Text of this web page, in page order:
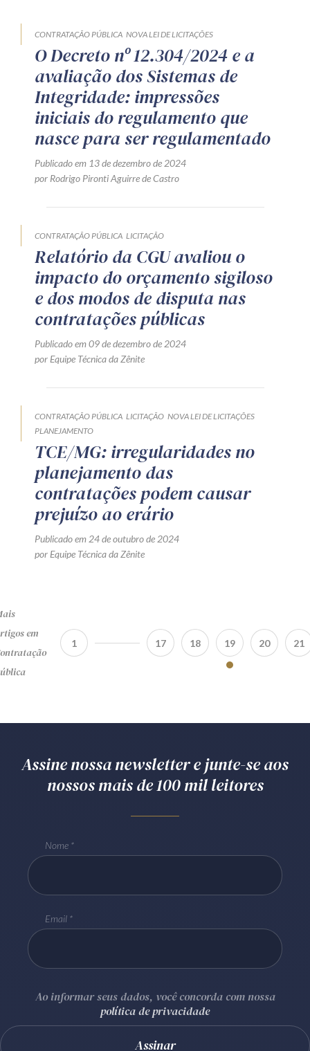
CONTRATAÇÃO PÚBLICA NOVA LEI DE LICITAÇÕES
O Decreto nº 12.304/2024 e a
avaliação dos Sistemas de
Integridade: impressões
iniciais do regulamento que
nasce para ser regulamentado
Publicado em 13 de dezembro de 2024
por Rodrigo Pironti Aguirre de Castro
CONTRATAÇÃO PÚBLICA LICITAÇÃO
Relatório da CGU avaliou o
impacto do orçamento sigiloso
e dos modos de disputa nas
contratações públicas
Publicado em 09 de dezembro de 2024
por Equipe Técnica da Zênite
CONTRATAÇÃO PÚBLICA LICITAÇÃO NOVA LEI DE LICITAÇÕES
PLANEJAMENTO
TCE/MG: irregularidades no
planejamento das
contratações podem causar
prejuízo ao erário
Publicado em 24 de outubro de 2024
por Equipe Técnica da Zênite
em
1 17 18 19 20 21
Assine nossa newsletter e junte-se aos
nossos mais de 100 mil leitores
Nome
Email
Ao informar seus dados, você concorda com nossa
política de privacidade